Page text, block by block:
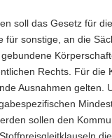
soll das Gesetz für
für sonstige, an die
Rechts. Für die
Ausnahmen gelten.
sollen den